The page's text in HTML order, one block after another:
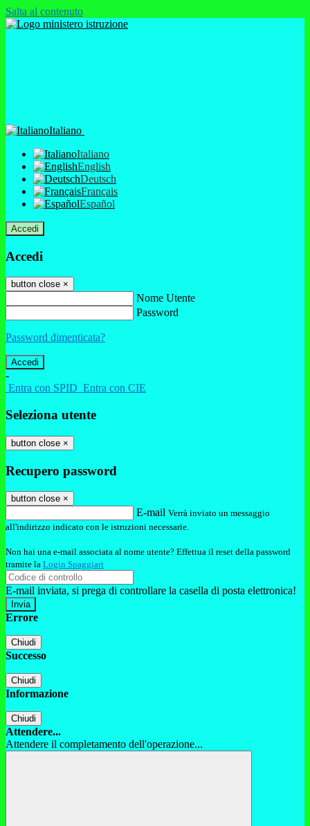
Salta al contenuto
Italiano
Italiano
English
Deutsch
Français
Español
Accedi
Accedi
button close ×
Nome Utente
Password
Password dimenticata?
-
Entra con SPID Entra con CIE
Seleziona utente
button close ×
Recupero password
button close ×
E-mail Verrà inviato un messaggio
all'indirizzo indicato con le istruzioni necessarie.
Non hai una e-mail associata al nome utente? Effettua il reset della password
tramite la Login Spaggiari
E-mail inviata, si prega di controllare la casella di posta elettronica!
Errore
Chiudi
Successo
Chiudi
Informazione
Chiudi
Attendere...
Attendere il completamento dell'operazione...